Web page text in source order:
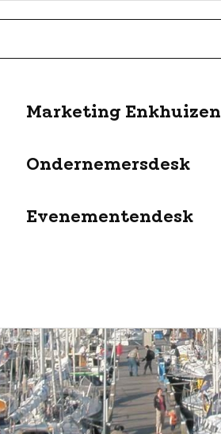
Marketing Enkhuizen
Ondernemersdesk
Evenementendesk